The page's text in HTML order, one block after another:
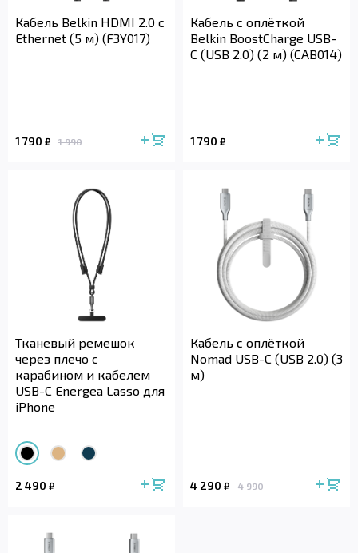
Кабель Belkin HDMI 2.0 с
Ethernet (5 м) (F3Y017)
1 790 ₽ 1 990
Кабель с оплёткой
Belkin BoostCharge USB-
C (USB 2.0) (2 м) (CAB014)
1 790 ₽
Тканевый ремешок
через плечо с
карабином и кабелем
USB-C Energea Lasso для
iPhone
2 490 ₽
Кабель с оплёткой
Nomad USB-C (USB 2.0) (3
м)
4 290 ₽ 4 990